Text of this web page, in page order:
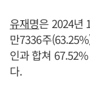
유재명은 2024년
만7336주
인과 합쳐
다.